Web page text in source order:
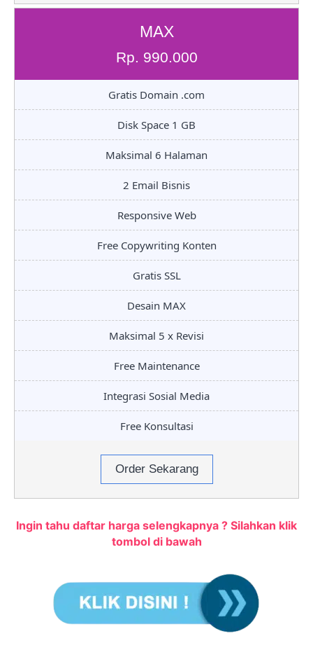
MAX
Rp. 990.000
Gratis Domain .com
Disk Space 1 GB
Maksimal 6 Halaman
2 Email Bisnis
Responsive Web
Free Copywriting Konten
Gratis SSL
Desain MAX
Maksimal 5 x Revisi
Free Maintenance
Integrasi Sosial Media
Free Konsultasi
Order Sekarang
Ingin tahu daftar harga selengkapnya ? Silahkan klik
tombol di bawah